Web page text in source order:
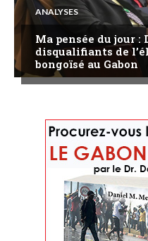
ANALYSES
Ma pensée du jour :
disqualifiants de
bongoïsé au Gabon